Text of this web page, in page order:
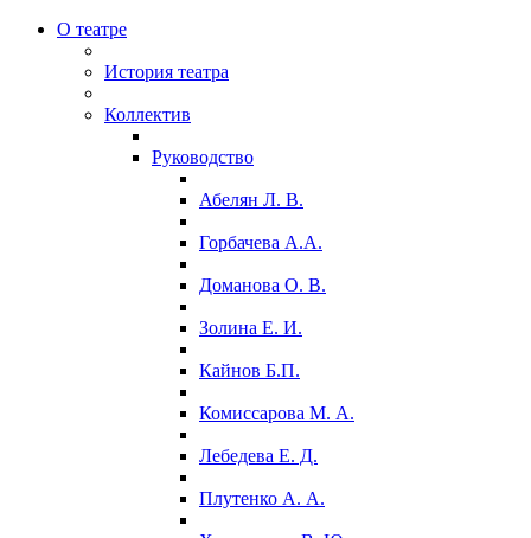
О театре
История театра
Коллектив
Руководство
Абелян Л. В.
Горбачева А.А.
Доманова О. В.
Золина Е. И.
Кайнов Б.П.
Комиссарова М. А.
Лебедева Е. Д.
Плутенко А. А.